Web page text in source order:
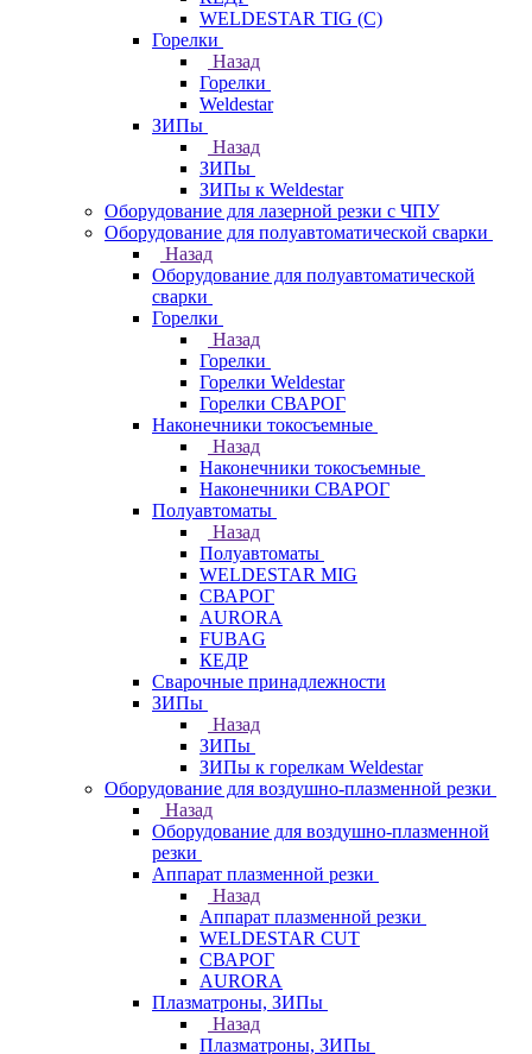
WELDESTAR TIG (С)
Горелки
Назад
Горелки
Weldestar
ЗИПы
Назад
ЗИПы
ЗИПы к Weldestar
Оборудование для лазерной резки с ЧПУ
Оборудование для полуавтоматической сварки
Назад
Оборудование для полуавтоматической
сварки
Горелки
Назад
Горелки
Горелки Weldestar
Горелки СВАРОГ
Наконечники токосъемные
Назад
Наконечники токосъемные
Наконечники СВАРОГ
Полуавтоматы
Назад
Полуавтоматы
WELDESTAR MIG
СВАРОГ
AURORA
FUBAG
КЕДР
Сварочные принадлежности
ЗИПы
Назад
ЗИПы
ЗИПы к горелкам Weldestar
Оборудование для воздушно-плазменной резки
Назад
Оборудование для воздушно-плазменной
резки
Аппарат плазменной резки
Назад
Аппарат плазменной резки
WELDESTAR CUT
СВАРОГ
AURORA
Плазматроны, ЗИПы
Назад
Плазматроны, ЗИПы